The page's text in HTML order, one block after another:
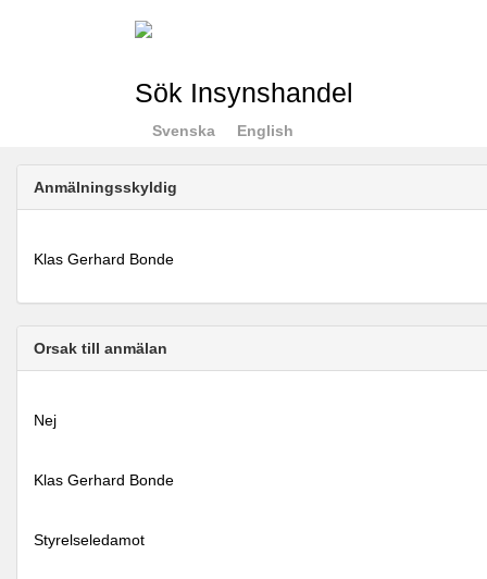
Sök Insynshandel
Svenska English
Anmälningsskyldig
Klas Gerhard Bonde
Orsak till anmälan
Nej
Klas Gerhard Bonde
Styrelseledamot